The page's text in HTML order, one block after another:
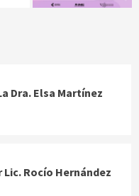
Dra. Elsa Martínez
Rocío Hernández